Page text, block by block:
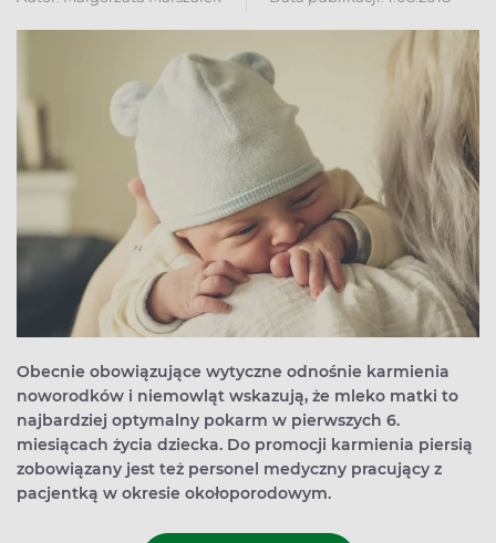
Obecnie obowiązujące wytyczne odnośnie karmienia
noworodków i niemowląt wskazują, że mleko matki to
najbardziej optymalny pokarm w pierwszych 6.
miesiącach życia dziecka. Do promocji karmienia piersią
zobowiązany jest też personel medyczny pracujący z
pacjentką w okresie okołoporodowym.